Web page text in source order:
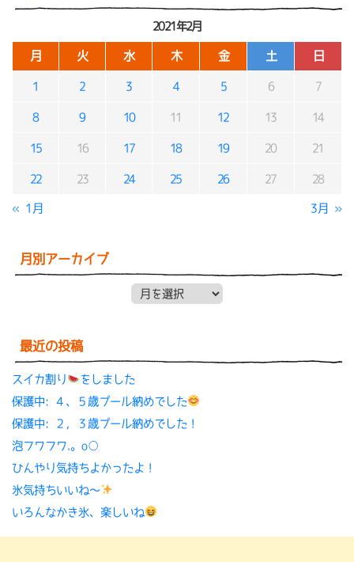
2021年2月
月 火 水 木 金 土 日
1 2 3 4 5 6 7
8 9 10 11 12 13 14
15 16 17 18 19 20 21
22 23 24 25 26 27 28
« 1月 3月 »
月別アーカイブ
最近の投稿
スイカ割り
をしました
保護中: ４、５歳プール納めでした
保護中: ２，３歳プール納めでした！
泡フワフワ.。o○
ひんやり気持ちよかったよ！
氷気持ちいいね〜
いろんなかき氷、楽しいね